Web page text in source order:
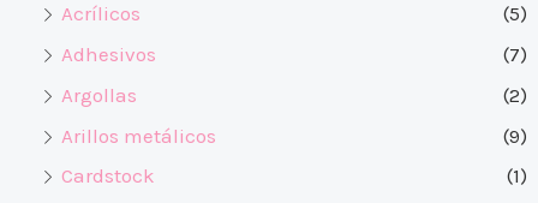
Acrílicos
(5)
Adhesivos
(7)
Argollas
(2)
Arillos metálicos
(9)
Cardstock
(1)